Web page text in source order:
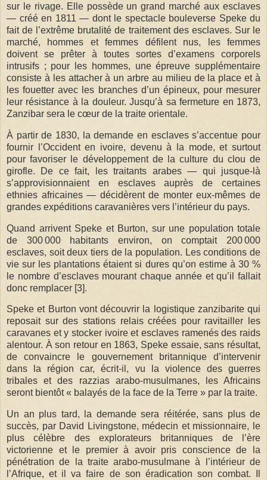
sur le rivage. Elle possède un grand marché aux esclaves
— créé en 1811 — dont le spectacle bouleverse Speke du
fait de l’extrême brutalité de traitement des esclaves. Sur le
marché, hommes et femmes défilent nus, les femmes
doivent se prêter à toutes sortes d’examens corporels
intrusifs ; pour les hommes, une épreuve supplémentaire
consiste à les attacher à un arbre au milieu de la place et à
les fouetter avec les branches d’un épineux, pour mesurer
leur résistance à la douleur. Jusqu’à sa fermeture en 1873,
Zanzibar sera le cœur de la traite orientale.
À partir de 1830, la demande en esclaves s’accentue pour
fournir l’Occident en ivoire, devenu à la mode, et surtout
pour favoriser le développement de la culture du clou de
girofle. De ce fait, les traitants arabes — qui jusque-là
s’approvisionnaient en esclaves auprès de certaines
ethnies africaines — décidèrent de monter eux-mêmes de
grandes expéditions caravanières vers l’intérieur du pays.
Quand arrivent Speke et Burton, sur une population totale
de 300 000 habitants environ, on comptait 200 000
esclaves, soit deux tiers de la population. Les conditions de
vie sur les plantations étaient si dures qu’on estime à 30 %
le nombre d’esclaves mourant chaque année et qu’il fallait
donc remplacer [3].
Speke et Burton vont découvrir la logistique zanzibarite qui
reposait sur des stations relais créées pour ravitailler les
caravanes et y stocker ivoire et esclaves ramenés des raids
alentour. À son retour en 1863, Speke essaie, sans résultat,
de convaincre le gouvernement britannique d’intervenir
dans la région car, écrit-il, vu la violence des guerres
tribales et des razzias arabo-musulmanes, les Africains
seront bientôt « balayés de la face de la Terre » par la traite.
Un an plus tard, la demande sera réitérée, sans plus de
succès, par David Livingstone, médecin et missionnaire, le
plus célèbre des explorateurs britanniques de l’ère
victorienne et le premier à avoir pris conscience de la
pénétration de la traite arabo-musulmane à l’intérieur de
l’Afrique, et il va faire de son éradication son combat. Il